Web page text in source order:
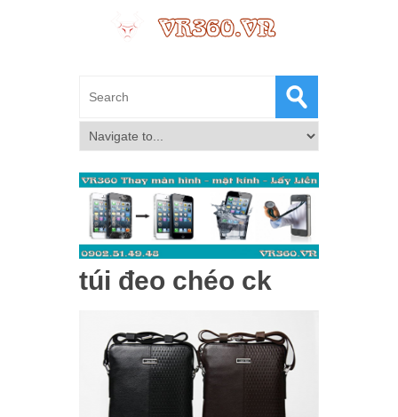
túi đeo chéo ck